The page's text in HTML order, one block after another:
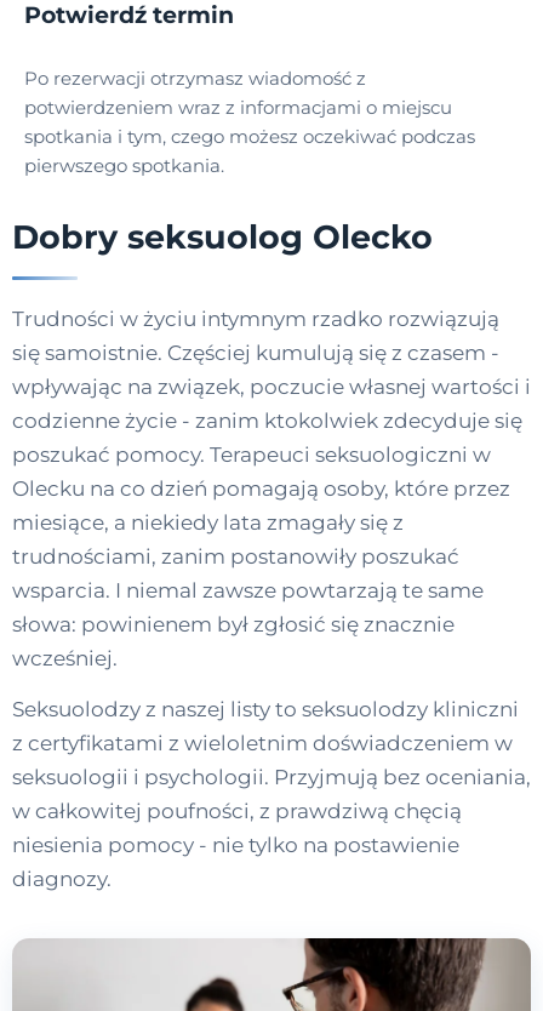
Potwierdź termin
Po rezerwacji otrzymasz wiadomość z
potwierdzeniem wraz z informacjami o miejscu
spotkania i tym, czego możesz oczekiwać podczas
pierwszego spotkania.
Dobry seksuolog Olecko
Trudności w życiu intymnym rzadko rozwiązują
się samoistnie. Częściej kumulują się z czasem -
wpływając na związek, poczucie własnej wartości i
codzienne życie - zanim ktokolwiek zdecyduje się
poszukać pomocy. Terapeuci seksuologiczni w
Olecku na co dzień pomagają osoby, które przez
miesiące, a niekiedy lata zmagały się z
trudnościami, zanim postanowiły poszukać
wsparcia. I niemal zawsze powtarzają te same
słowa: powinienem był zgłosić się znacznie
wcześniej.
Seksuolodzy z naszej listy to seksuolodzy kliniczni
z certyfikatami z wieloletnim doświadczeniem w
seksuologii i psychologii. Przyjmują bez oceniania,
w całkowitej poufności, z prawdziwą chęcią
niesienia pomocy - nie tylko na postawienie
diagnozy.